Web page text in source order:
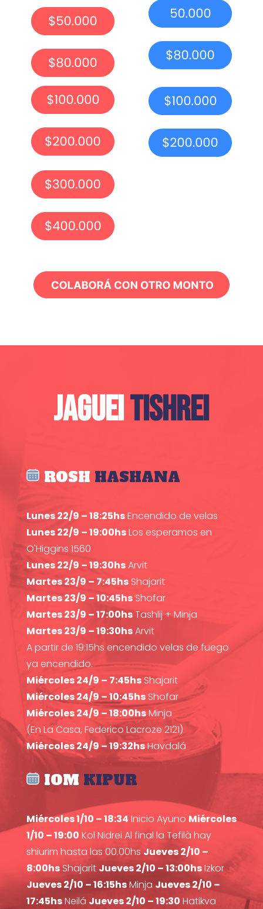
JAGUEITISHREI
ROSH HASHANA
Lunes 22/9 – 18:25hsEncendido de velas
Lunes 22/9 – 19:00hsLos esperamos en
O'Higgins 1560
Lunes 22/9 – 19:30hsArvit
Martes 23/9 – 7:45hsShajarit
Martes 23/9 – 10:45hsShofar
Martes 23/9 – 17:00hsTashlij + Minja
Martes 23/9 – 19:30hsArvit
A partir de 19:15hs encendido velas de fuego
ya encendido.
Miércoles 24/9 – 7:45hsShajarit
Miércoles 24/9 – 10:45hsShofar
Miércoles 24/9 – 18:00hsMinja
(En La Casa, Federico Lacroze 2121)
Miércoles 24/9 – 19:32hsHavdalá
IOM KIPUR
Miércoles 1/10 – 18:34 Inicio Ayuno Miércoles
1/10 – 19:00 Kol Nidrei Al final la Tefilà hay
shiurim hasta las 00.00hsJueves 2/10 –
8:00hsShajarit Jueves 2/10 – 13:00hsIzkor
Jueves 2/10 – 16:15hsMinja Jueves 2/10 –
17:45hsNeilá Jueves 2/10 – 19:30 Hatikva